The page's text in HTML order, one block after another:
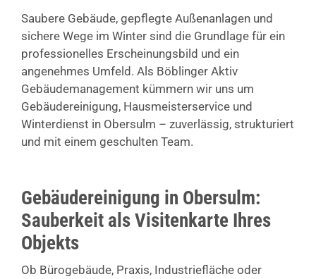
Saubere Gebäude, gepflegte Außenanlagen und
sichere Wege im Winter sind die Grundlage für ein
professionelles Erscheinungsbild und ein
angenehmes Umfeld. Als Böblinger Aktiv
Gebäudemanagement kümmern wir uns um
Gebäudereinigung, Hausmeisterservice und
Winterdienst in Obersulm – zuverlässig, strukturiert
und mit einem geschulten Team.
Gebäudereinigung in Obersulm:
Sauberkeit als Visitenkarte Ihres
Objekts
Ob Bürogebäude, Praxis, Industriefläche oder